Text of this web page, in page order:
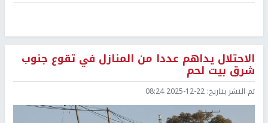
الاحتلال يداهم عددا من المنازل في تقوع جنوب
شرق بيت لحم
تم النشر بتاريخ: 2025-12-22 08:24